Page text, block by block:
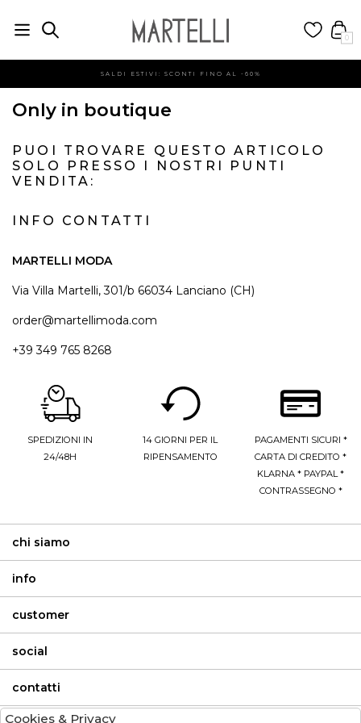
0
SALDI ESTIVI: SCONTI FINO AL -60%
Only in boutique
PUOI TROVARE QUESTO ARTICOLO
SOLO PRESSO I NOSTRI PUNTI
VENDITA:
INFO CONTATTI
MARTELLI MODA
Via Villa Martelli, 301/b 66034 Lanciano (CH)
order@martellimoda.com
+39 349 765 8268
SPEDIZIONI IN
24/48H
14 GIORNI PER IL
RIPENSAMENTO
PAGAMENTI SICURI *
CARTA DI CREDITO *
KLARNA * PAYPAL *
CONTRASSEGNO *
chi siamo
info
customer
social
contatti
Cookies & Privacy